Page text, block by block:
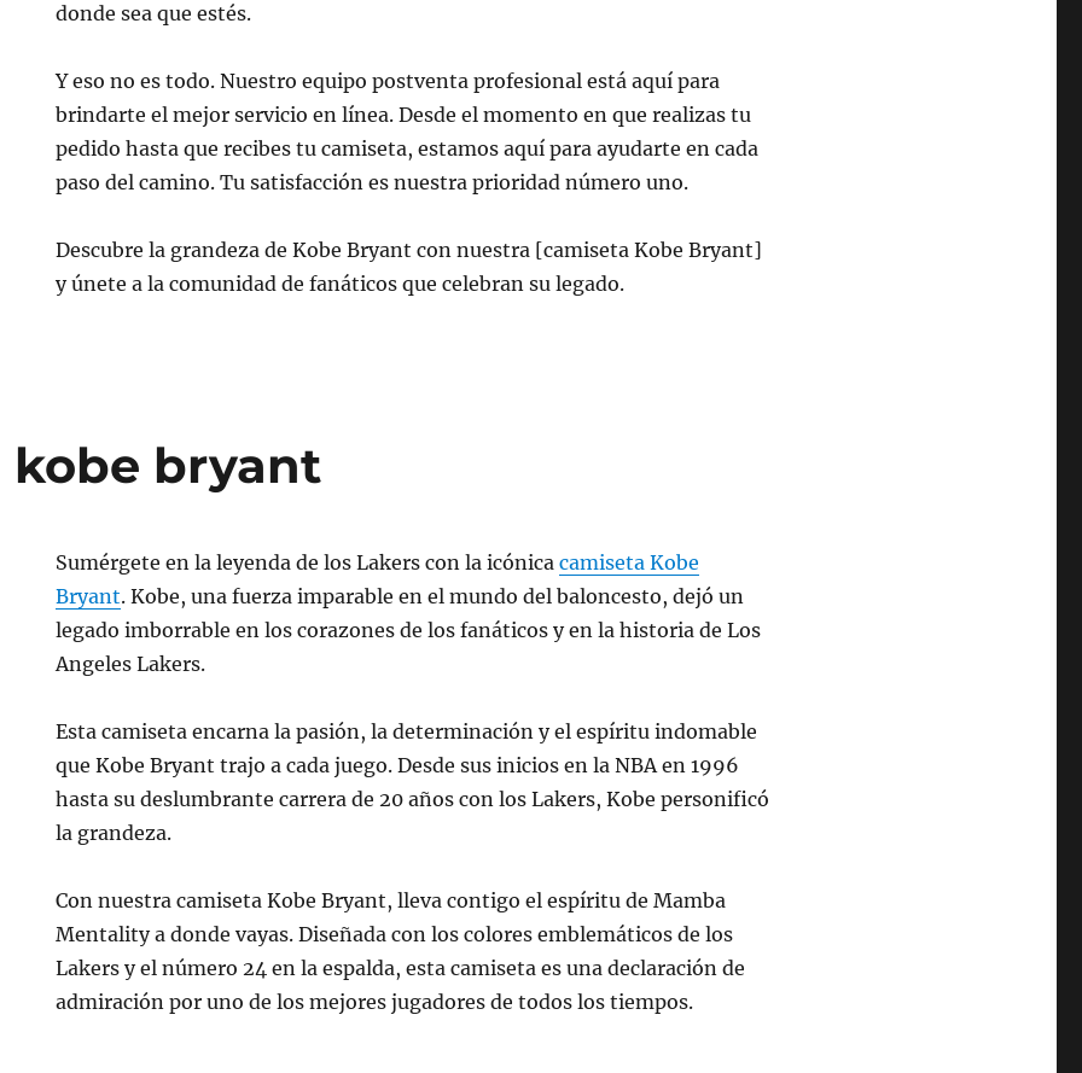
donde sea que estés.
Y eso no es todo. Nuestro equipo postventa profesional está aquí para
brindarte el mejor servicio en línea. Desde el momento en que realizas tu
pedido hasta que recibes tu camiseta, estamos aquí para ayudarte en cada
paso del camino. Tu satisfacción es nuestra prioridad número uno.
Descubre la grandeza de Kobe Bryant con nuestra [camiseta Kobe Bryant]
y únete a la comunidad de fanáticos que celebran su legado.
kobe bryant
Sumérgete en la leyenda de los Lakers con la icónicacamiseta Kobe
Bryant. Kobe, una fuerza imparable en el mundo del baloncesto, dejó un
legado imborrable en los corazones de los fanáticos y en la historia de Los
Angeles Lakers.
Esta camiseta encarna la pasión, la determinación y el espíritu indomable
que Kobe Bryant trajo a cada juego. Desde sus inicios en la NBA en 1996
hasta su deslumbrante carrera de 20 años con los Lakers, Kobe personificó
la grandeza.
Con nuestra camiseta Kobe Bryant, lleva contigo el espíritu de Mamba
Mentality a donde vayas. Diseñada con los colores emblemáticos de los
Lakers y el número 24 en la espalda, esta camiseta es una declaración de
admiración por uno de los mejores jugadores de todos los tiempos.